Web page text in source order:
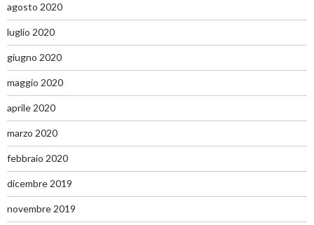
agosto 2020
luglio 2020
giugno 2020
maggio 2020
aprile 2020
marzo 2020
febbraio 2020
dicembre 2019
novembre 2019